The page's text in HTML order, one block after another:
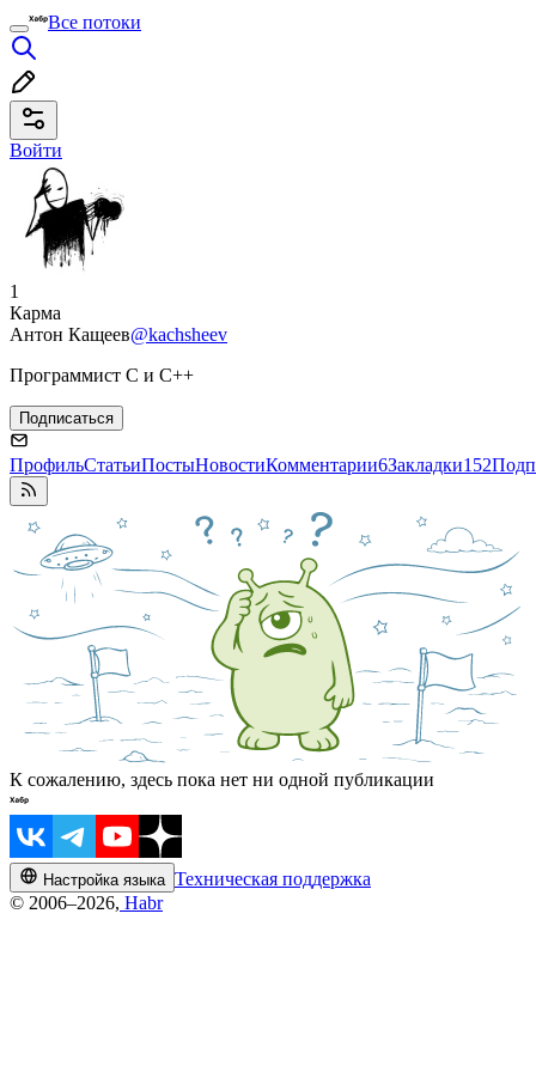
Все потоки
Войти
1
Карма
Антон Кащеев@kachsheev
Программист C и C++
Подписаться
ПрофильСтатьиПостыНовостиКомментарии6Закладки152
К сожалению, здесь пока нет ни одной публикации
Настройка языка Техническая поддержка
© 2006–2026, Habr